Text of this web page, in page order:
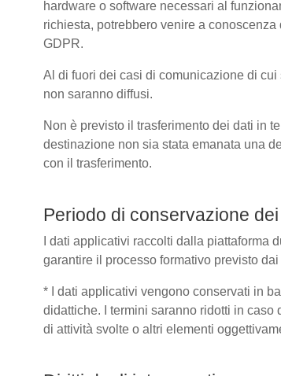
hardware o software necessari al
richiesta, potrebbero venire a
GDPR.
Al di fuori dei casi di comunicazione di
non saranno diffusi.
Non è previsto il trasferimento dei dati in
destinazione non sia stata emanata una
con il trasferimento.
Periodo di conservazione
I dati applicativi raccolti dalla piattaforma
garantire il processo formativo previsto
* I dati applicativi vengono conservati in
didattiche. I termini saranno ridotti in
di attività svolte o altri elementi